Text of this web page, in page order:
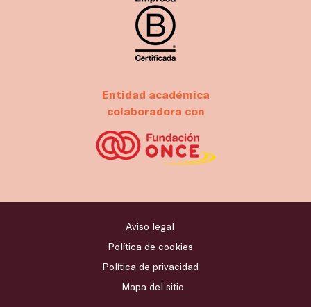
Entidad académica
colaboradora con
Aviso legal
Política de cookies
Política de privacidad
Mapa del sitio